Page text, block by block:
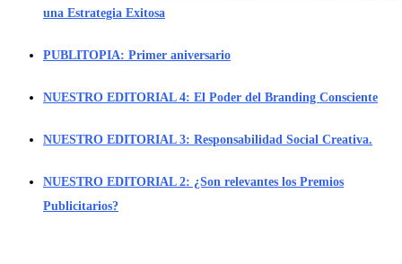
una Estrategia Exitosa
PUBLITOPIA: Primer aniversario
NUESTRO EDITORIAL 4: El Poder del Branding Consciente
NUESTRO EDITORIAL 3: Responsabilidad Social Creativa.
NUESTRO EDITORIAL 2: ¿Son relevantes los Premios
Publicitarios?